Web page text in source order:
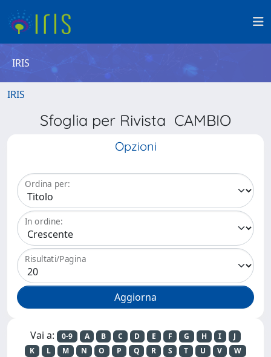
IRIS
IRIS
Sfoglia per Rivista CAMBIO
Opzioni
Ordina per:
In ordine:
Risultati/Pagina
Vai a: 0-9 A B C D E F G H I
J
K
L M N O P Q R S T U V
W